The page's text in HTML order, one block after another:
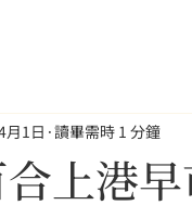
上港
月1日 讀畢需時 1 分鐘